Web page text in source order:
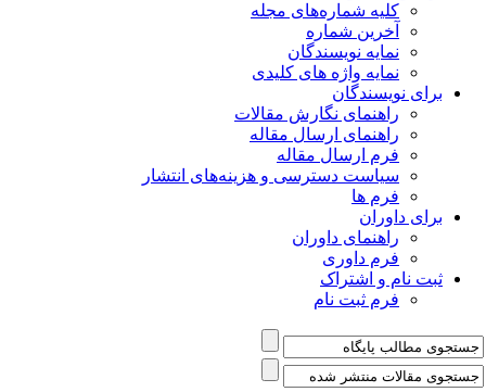
کلیه شماره‌های مجله
آخرین شماره
نمایه نویسندگان
نمایه واژه های کلیدی
برای نویسندگان
راهنمای نگارش مقالات
راهنمای ارسال مقاله
فرم ارسال مقاله
سیاست دسترسی و هزینه‌های انتشار
فرم ها
برای داوران
راهنمای داوران
فرم داوری
ثبت نام و اشتراک
فرم ثبت نام